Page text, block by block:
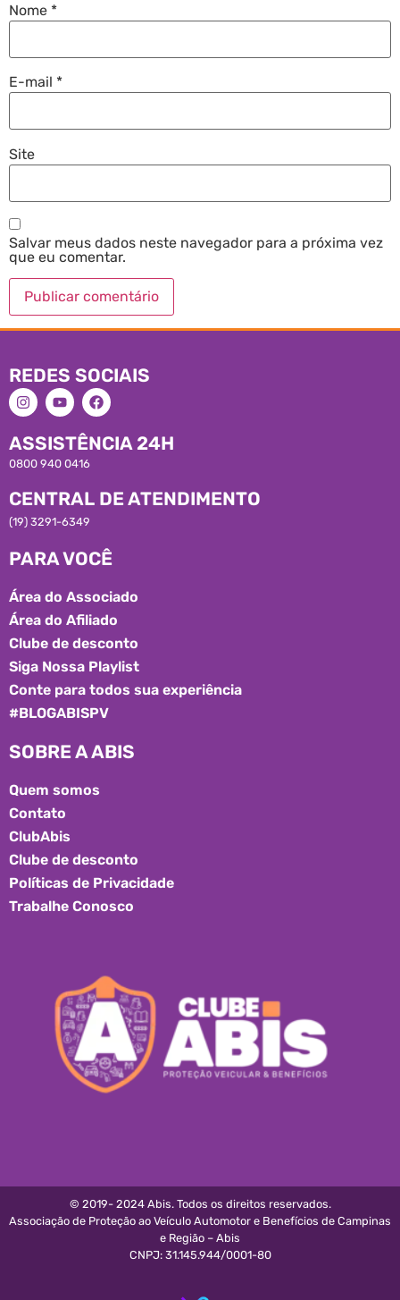
Nome *
E-mail *
Site
Salvar meus dados neste navegador para a próxima vez
que eu comentar.
REDES SOCIAIS
ASSISTÊNCIA 24H
0800 940 0416
CENTRAL DE ATENDIMENTO
(19) 3291-6349
PARA VOCÊ
Área do Associado
Área do Afiliado
Clube de desconto
Siga Nossa Playlist
Conte para todos sua experiência
#BLOGABISPV
SOBRE A ABIS
Quem somos
Contato
ClubAbis
Clube de desconto
Políticas de Privacidade
Trabalhe Conosco
© 2019- 2024 Abis. Todos os direitos reservados.
Associação de Proteção ao Veículo Automotor e Benefícios de Campinas
e Região – Abis
CNPJ: 31.145.944/0001-80